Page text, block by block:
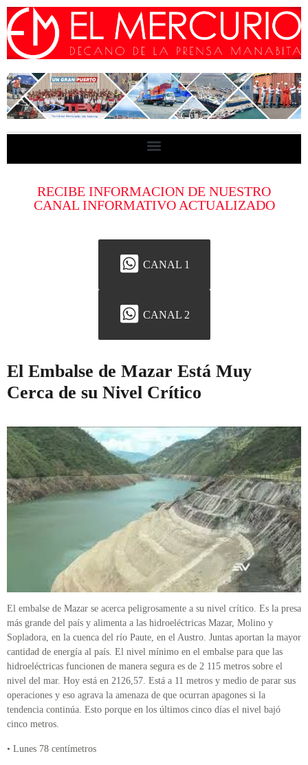
RECIBE INFORMACION DE NUESTRO
CANAL INFORMATIVO ACTUALIZADO
CANAL 1
CANAL 2
El Embalse de Mazar Está Muy
Cerca de su Nivel Crítico
El embalse de Mazar se acerca peligrosamente a su nivel crítico. Es la presa
más grande del país y alimenta a las hidroeléctricas Mazar, Molino y
Sopladora, en la cuenca del río Paute, en el Austro. Juntas aportan la mayor
cantidad de energía al país. El nivel mínimo en el embalse para que las
hidroeléctricas funcionen de manera segura es de 2 115 metros sobre el
nivel del mar. Hoy está en 2126,57. Está a 11 metros y medio de parar sus
operaciones y eso agrava la amenaza de que ocurran apagones si la
tendencia continúa. Esto porque en los últimos cinco días el nivel bajó
cinco metros.
• Lunes 78 centímetros